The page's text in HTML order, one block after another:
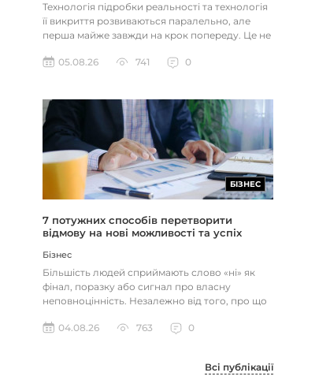
Технологія підробки реальності та технологія
її викриття розвиваються паралельно, але
перша майже завжди на крок попереду. Це не
05.08.26
741 0
БІЗНЕС
7 потужних способів перетворити
відмову на нові можливості та успіх
Бізнес
Більшість людей сприймають слово «ні» як
фінал, поразку або сигнал про власну
неповноцінність. Незалежно від того, про що
04.08.26
763 0
Всі публікації